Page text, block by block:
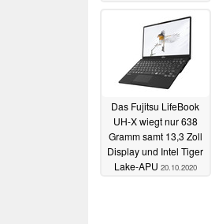
Das Fujitsu LifeBook
UH-X wiegt nur 638
Gramm samt 13,3 Zoll
Display und Intel Tiger
Lake-APU 20.10.2020